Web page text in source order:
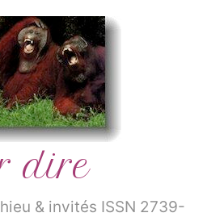
dire
& invités ISSN 2739-